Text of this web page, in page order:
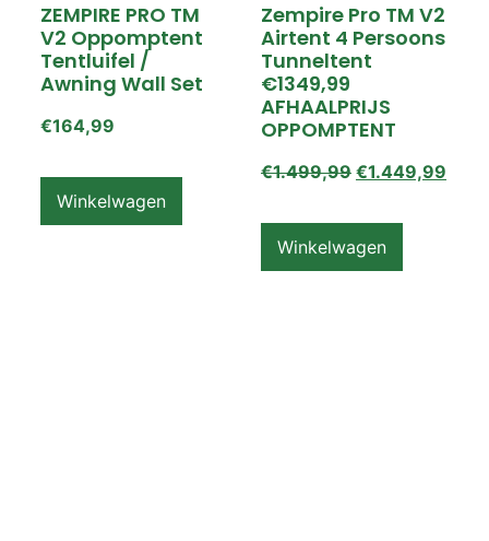
ZEMPIRE PRO TM
V2 Oppomptent
Tentluifel /
Awning Wall Set
€164,99
Winkelwagen
Zempire Pro TM V2
Airtent 4 Persoons
Tunneltent
€1349,99
AFHAALPRIJS
OPPOMPTENT
€1.499,99 €1.449,99
Winkelwagen